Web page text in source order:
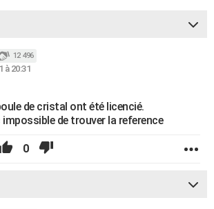
12 496
à 20:31
de cristal ont été licencié.
de trouver la reference
0